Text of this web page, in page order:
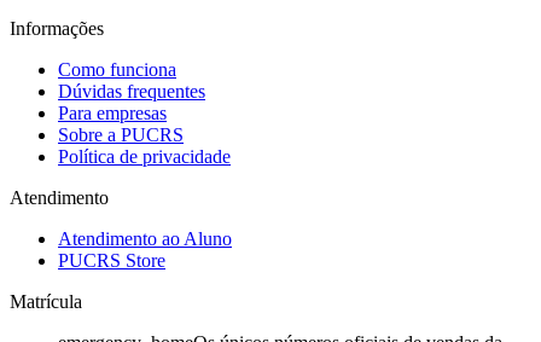
Informações
Como funciona
Dúvidas frequentes
Para empresas
Sobre a PUCRS
Política de privacidade
Atendimento
Atendimento ao Aluno
PUCRS Store
Matrícula